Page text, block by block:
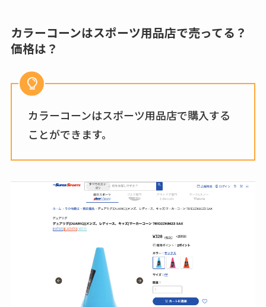
カラーコーンはスポーツ用品店で売ってる？
価格は？
カラーコーンはスポーツ用品店で購入する
ことができます。